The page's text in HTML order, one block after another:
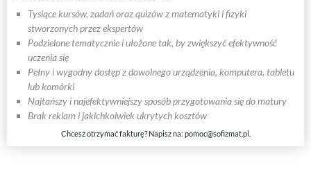
Tysiące kursów, zadań oraz quizów z matematyki i fizyki
stworzonych przez ekspertów
Podzielone tematycznie i ułożone tak, by zwiększyć efektywność
uczenia się
Pełny i wygodny dostęp z dowolnego urządzenia, komputera, tabletu
lub komórki
Najtańszy i najefektywniejszy sposób przygotowania się do matury
Brak reklam i jakichkolwiek ukrytych kosztów
Chcesz otrzymać fakturę? Napisz na: pomoc@sofizmat.pl